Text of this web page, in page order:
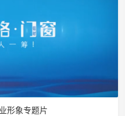
形象专题片